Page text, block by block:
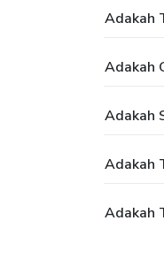
Adakah
Adakah
Adakah
Adakah
Adakah